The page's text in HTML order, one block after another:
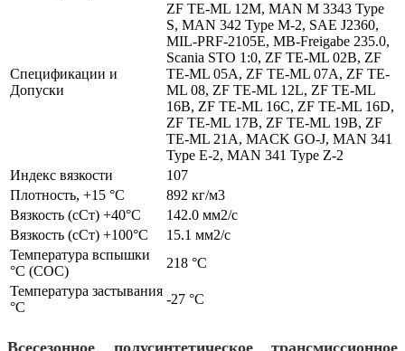
Спецификации и
Допуски
ZF TE-ML 12M, MAN M 3343 Type
S, MAN 342 Type M-2, SAE J2360,
MIL-PRF-2105E, MB-Freigabe 235.0,
Scania STO 1:0, ZF TE-ML 02B, ZF
TE-ML 05A, ZF TE-ML 07A, ZF TE-
ML 08, ZF TE-ML 12L, ZF TE-ML
16B, ZF TE-ML 16C, ZF TE-ML 16D,
ZF TE-ML 17B, ZF TE-ML 19B, ZF
TE-ML 21A, MACK GO-J, MAN 341
Type E-2, MAN 341 Type Z-2
Индекс вязкости
107
Плотность, +15 °С
892 кг/м3
Вязкость (сСт) +40°С
142.0 мм2/с
Вязкость (сСт) +100°С
15.1 мм2/с
Температура вспышки
°С (СОС)
218 °C
Температура застывания
°С
-27 °С